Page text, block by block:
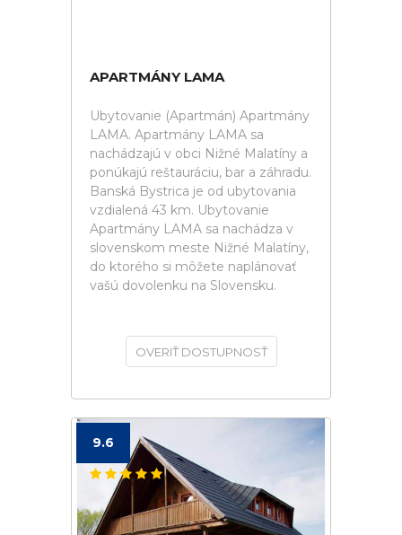
APARTMÁNY LAMA
Ubytovanie (Apartmán) Apartmány
LAMA. Apartmány LAMA sa
nachádzajú v obci Nižné Malatíny a
ponúkajú reštauráciu, bar a záhradu.
Banská Bystrica je od ubytovania
vzdialená 43 km. Ubytovanie
Apartmány LAMA sa nachádza v
slovenskom meste Nižné Malatíny,
do ktorého si môžete naplánovať
vašú dovolenku na Slovensku.
OVERIŤ DOSTUPNOSŤ
9.6